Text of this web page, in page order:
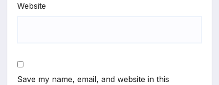
Website
Save my name, email, and website in this